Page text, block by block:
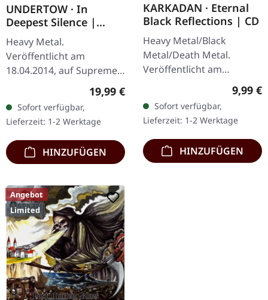
UNDERTOW · In
Deepest Silence |
BLACK LP
Heavy Metal.
Veröffentlicht am
18.04.2014, auf Supreme
Schwarzes Vinyl im
Gatefold-Cover. Limitiert
auf 200 Exemplare. · 180g
Vinyl…
Regulärer Preis:
19,99 €
Sofort verfügbar,
Lieferzeit: 1-2 Werktage
HINZUFÜGEN
KARKADAN · Eternal
Black Reflections | CD
Heavy Metal/Black
Metal/Death Metal.
Veröffentlicht am
19.01.2002, auf Supreme
Chaos Records. CD im
Jewelcase. Neuauflage mit
neuem Artwork,…
9,99 €
Sofort verfügbar,
Lieferzeit: 1-2 Werktage
HINZUFÜGEN
Angebot
Limited